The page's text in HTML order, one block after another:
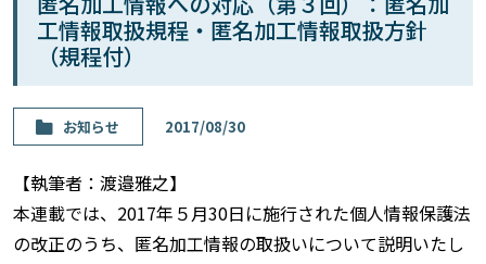
工情報取扱規程・匿名加工情報取扱方針
（規程付）
お知らせ 2017/08/30
【執筆者：渡邉雅之】
本連載では、2017年５月30日に施行された個人情報保護法
の改正のうち、匿名加工情報の取扱いについて説明いたし